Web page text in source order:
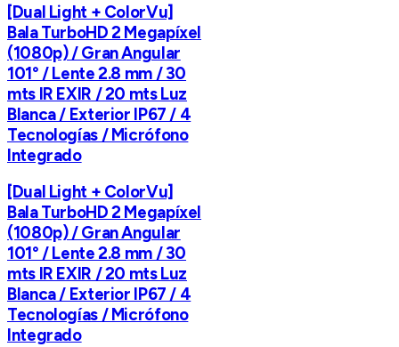
[Dual Light + ColorVu]
Bala TurboHD 2 Megapíxel
(1080p) / Gran Angular
101° / Lente 2.8 mm / 30
mts IR EXIR / 20 mts Luz
Blanca / Exterior IP67 / 4
Tecnologías / Micrófono
Integrado
[Dual Light + ColorVu]
Bala TurboHD 2 Megapíxel
(1080p) / Gran Angular
101° / Lente 2.8 mm / 30
mts IR EXIR / 20 mts Luz
Blanca / Exterior IP67 / 4
Tecnologías / Micrófono
Integrado